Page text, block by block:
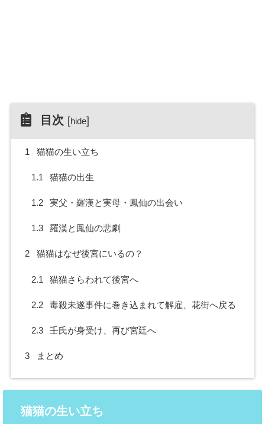
目次 [hide]
1 猫猫の生い立ち
1.1 猫猫の出生
1.2 実父・羅漢と実母・鳳仙の出会い
1.3 羅漢と鳳仙の悲劇
2 猫猫はなぜ後宮にいるの？
2.1 猫猫さらわれて後宮へ
2.2 毒殺未遂事件に巻き込まれて解雇、花街へ戻る
2.3 壬氏が身受け、再び宮廷へ
3 まとめ
猫猫の生い立ち